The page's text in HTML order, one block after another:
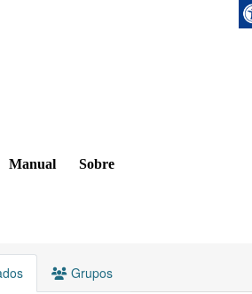
Manual Sobre
Grupos